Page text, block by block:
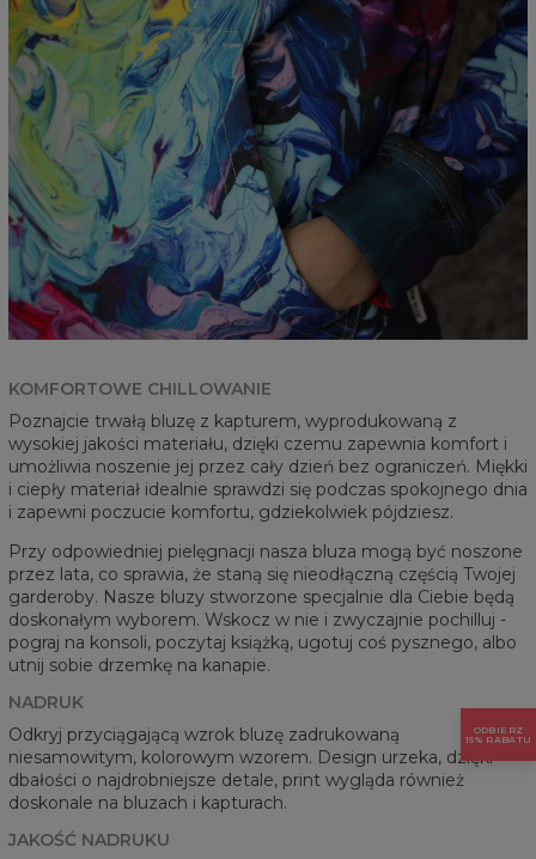
KOMFORTOWE CHILLOWANIE
Poznajcie trwałą bluzę z kapturem, wyprodukowaną z
wysokiej jakości materiału, dzięki czemu zapewnia komfort i
umożliwia noszenie jej przez cały dzień bez ograniczeń. Miękki
i ciepły materiał idealnie sprawdzi się podczas spokojnego dnia
i zapewni poczucie komfortu, gdziekolwiek pójdziesz.
Przy odpowiedniej pielęgnacji nasza bluza mogą być noszone
przez lata, co sprawia, że staną się nieodłączną częścią Twojej
garderoby. Nasze bluzy stworzone specjalnie dla Ciebie będą
doskonałym wyborem. Wskocz w nie i zwyczajnie pochilluj -
pograj na konsoli, poczytaj książką, ugotuj coś pysznego, albo
utnij sobie drzemkę na kanapie.
NADRUK
Odkryj przyciągającą wzrok bluzę zadrukowaną
niesamowitym, kolorowym wzorem. Design urzeka, dzięki
dbałości o najdrobniejsze detale, print wygląda również
doskonale na bluzach i kapturach.
JAKOŚĆ NADRUKU
ODBIERZ
15% RABATU